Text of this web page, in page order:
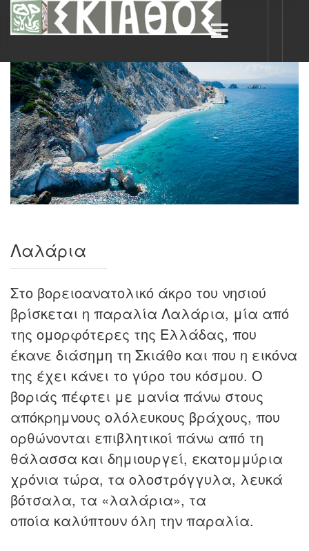
Λαλάρια
Στο βορειοανατολικό άκρο του νησιού
βρίσκεται η παραλία Λαλάρια, μία από
της ομορφότερες της Ελλάδας, που
έκανε διάσημη τη Σκιάθο και που η εικόνα
της έχει κάνει το γύρο του κόσμου. Ο
βοριάς πέφτει με μανία πάνω στους
απόκρημνους ολόλευκους βράχους, που
ορθώνονται επιβλητικοί πάνω από τη
θάλασσα και δημιουργεί, εκατομμύρια
χρόνια τώρα, τα ολοστρόγγυλα, λευκά
βότσαλα, τα «λαλάρια», τα
οποία καλύπτουν όλη την παραλία.